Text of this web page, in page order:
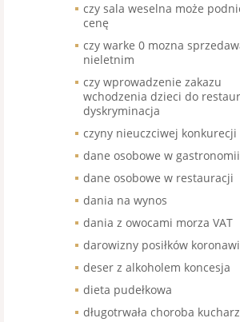
czy sala weselna może
cenę
czy warke 0 mozna
nieletnim
czy wprowadzenie zakazu
wchodzenia dzieci do
dyskryminacja
czyny nieuczciwej konkurecji
dane osobowe w gastronomii
dane osobowe w restauracji
dania na wynos
dania z owocami morza VAT
darowizny posiłków
deser z alkoholem koncesja
dieta pudełkowa
długotrwała choroba